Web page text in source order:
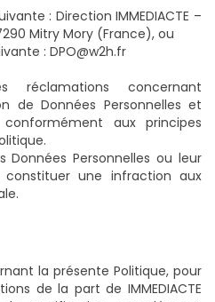
: Direction IMMEDIACTE –
Mitry Mory (France), ou
: DPO@w2h.fr
réclamations concernant
de Données Personnelles et
aux principes
Données Personnelles ou leur
une infraction aux
la présente Politique, pour
de la part de IMMEDIACTE